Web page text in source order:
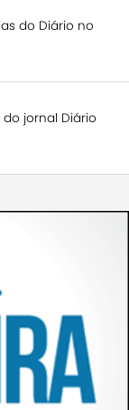
do Diário no
jornal Diário